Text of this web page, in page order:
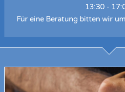
13:30 -
Für eine Beratung bitten wir um